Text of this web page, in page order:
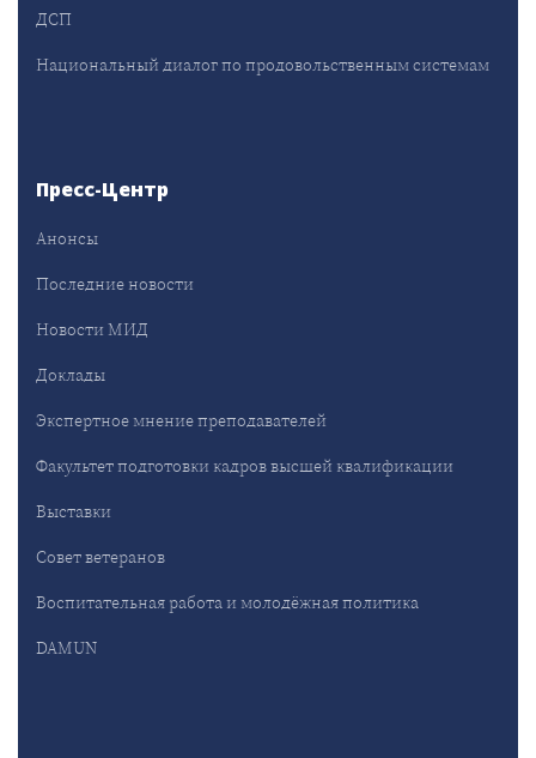
ДСП
Национальный диалог по продовольственным системам
Пресс-Центр
Анонсы
Последние новости
Новости МИД
Доклады
Экспертное мнение преподавателей
Факультет подготовки кадров высшей квалификации
Выставки
Совет ветеранов
Воспитательная работа и молодёжная политика
DAMUN